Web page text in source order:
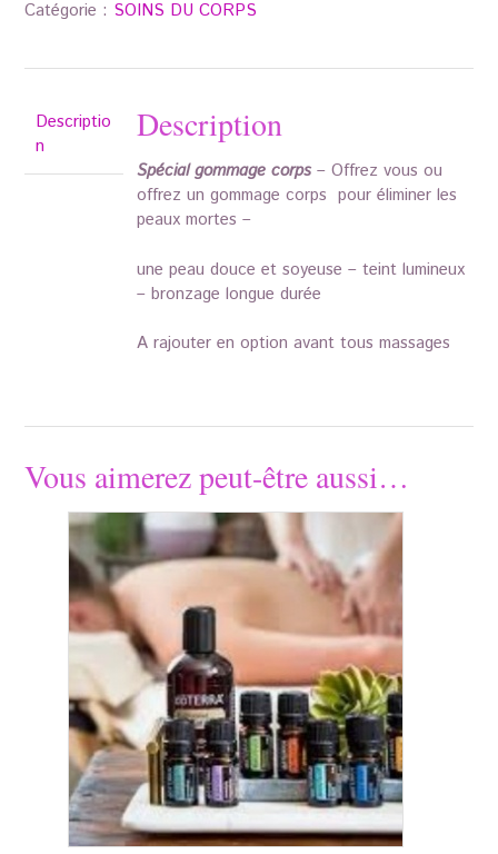
GOMMAGE
MIN
Catégorie : SOINS DU CORPS
Descriptio
n
Description
Spécial gommage corps– Offrez vous ou
offrez un gommage corps pour éliminer les
peaux mortes –
une peau douce et soyeuse – teint lumineux
– bronzage longue durée
A rajouter en option avant tous massages
Vous aimerez peut-être aussi…